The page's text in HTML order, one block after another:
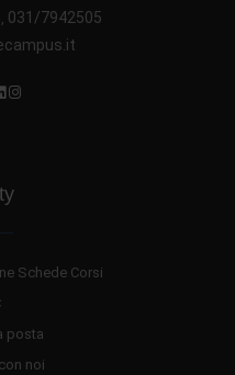
, 031/7942505
Schede Corsi
posta
noi